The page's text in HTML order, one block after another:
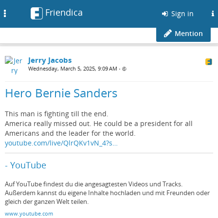
Friendica Sign in
Mention
Jerry Jacobs
Wednesday, March 5, 2025, 9:09 AM •
Hero Bernie Sanders
This man is fighting till the end.
America really missed out. He could be a president for all
Americans and the leader for the world.
youtube.com/live/QlrQKv1vN_4?s…
- YouTube
Auf YouTube findest du die angesagtesten Videos und Tracks.
Außerdem kannst du eigene Inhalte hochladen und mit Freunden oder
gleich der ganzen Welt teilen.
www.youtube.com